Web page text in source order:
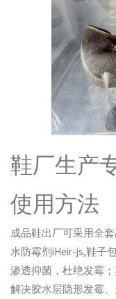
鞋厂生产
使用方法
成品鞋出厂可采用全
水防霉剂iHeir-js,鞋子
渗透抑菌，杜绝发霉
解决胶水层隐形发霉